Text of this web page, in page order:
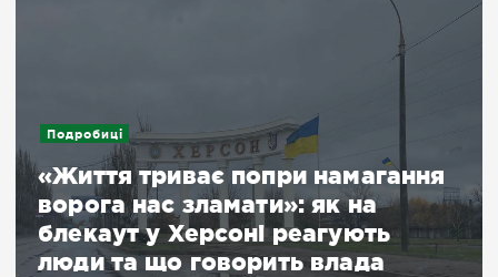
Подробиці
«Життя триває попри намагання
ворога нас зламати»: як на
блекаут у Херсоні реагують
люди та що говорить влада